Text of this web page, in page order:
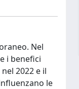
Nel
i benefici
2022 e il
le